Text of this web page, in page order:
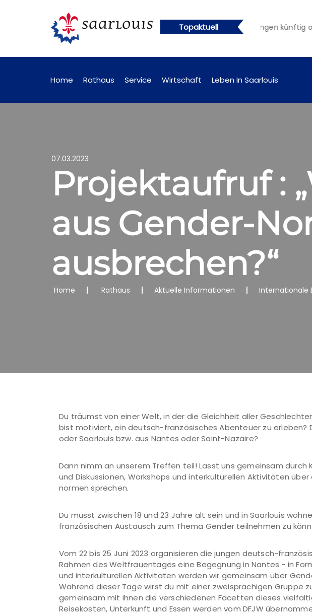
Topaktuell
künftig online abrufbar Öffentliche Bekanntmachungen künftig
Home Rathaus Service Wirtschaft Leben In Saarlouis
07.03.2023
Projektaufruf :
aus Gender-
ausbrechen?“
Home Rathaus Aktuelle Informationen Internationale
Du träumst von einer Welt, in der die Gleichheit aller
bist motiviert, ein deutsch-französisches Abenteuer zu erleben?
oder Saarlouis bzw. aus Nantes oder Saint-Nazaire?
Dann nimm an unserem Treffen teil! Lasst uns gemeinsam durch
und Diskussionen, Workshops und interkulturellen Aktivitäten
normen sprechen.
Du musst zwischen 18 und 23 Jahre alt sein und in Saarlouis
französischen Austausch zum Thema Gender teilnehmen zu
Vom 22 bis 25 Juni 2023 organisieren die jungen deutsch-
Rahmen des Weltfrauentages eine Begegnung in Nantes - in
und interkulturellen Aktivitäten werden wir gemeinsam über
Während dieser Tage wirst du mit einer zweisprachigen Gruppe
gemeinsam mit ihnen die verschiedenen Facetten dieses
Reisekosten, Unterkunft und Essen werden vom DFJW